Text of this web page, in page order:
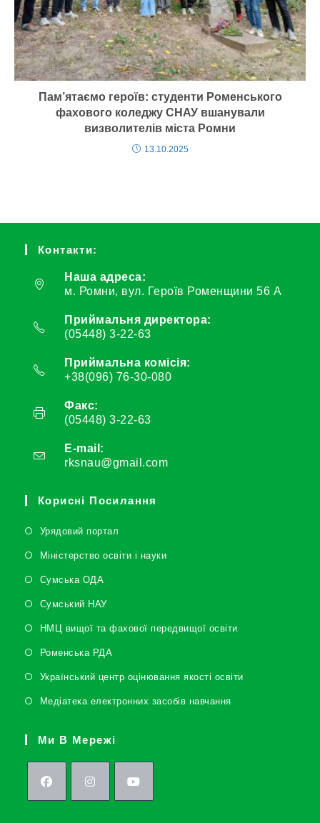
Пам’ятаємо героїв: студенти Роменського
фахового коледжу СНАУ вшанували
визволителів міста Ромни
13.10.2025
Контакти:
Наша адреса:
м. Ромни, вул. Героїв Роменщини 56 А
Приймальня директора:
(05448) 3-22-63
Приймальна комісія:
+38(096) 76-30-080
Факс:
(05448) 3-22-63
E-mail:
rksnau@gmail.com
Корисні Посилання
Урядовий портал
Міністерство освіти і науки
Сумська ОДА
Сумський НАУ
НМЦ вищої та фахової передвищої освіти
Роменська РДА
Український центр оцінювання якості освіти
Медіатека електронних засобів навчання
Ми В Мережі